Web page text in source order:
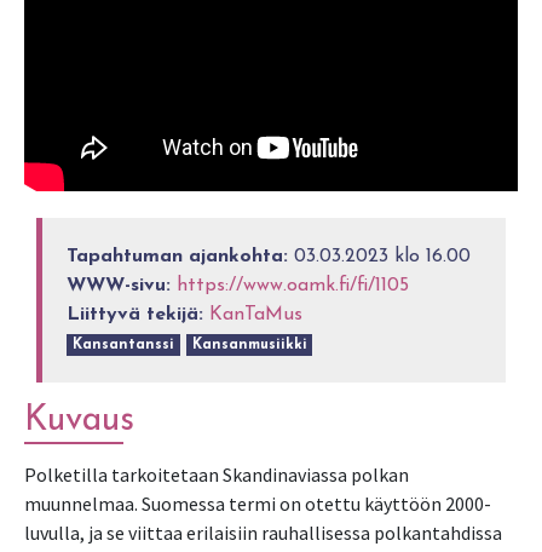
Tapahtuman ajankohta: 03.03.2023 klo 16.00
WWW-sivu: https://www.oamk.fi/fi/1105
Liittyvä tekijä: KanTaMus
Kansantanssi Kansanmusiikki
Kuvaus
Polketilla tarkoitetaan Skandinaviassa polkan
muunnelmaa. Suomessa termi on otettu käyttöön 2000-
luvulla, ja se viittaa erilaisiin rauhallisessa polkantahdissa